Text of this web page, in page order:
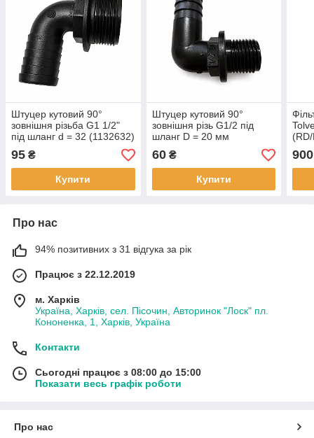
Штуцер кутовий 90°
зовнішня різьба G1 1/2"
під шланг d = 32 (1132632)
95 ₴
Купити
Штуцер кутовий 90°
зовнішня різь G1/2 під
шланг D = 20 мм
60₴
Купити
900
Про нас
94% позитивних з 31 відгука за рік
Працює з 22.12.2019
м. Харків
Україна, Харків, сел. Пісочин, Авторинок "Лоск" пл.
Кононенка, 1, Харків, Україна
Контакти
Сьогодні працює з 08:00 до 15:00
Показати весь графік роботи
Про нас